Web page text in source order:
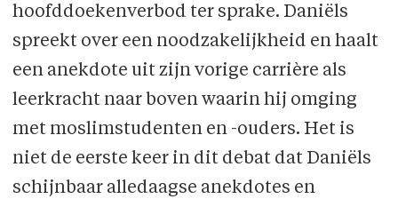
hoofddoekenverbod ter sprake. Daniëls
spreekt over een noodzakelijkheid en haalt
een anekdote uit zijn vorige carrière als
leerkracht naar boven waarin hij omging
met moslimstudenten en -ouders. Het is
niet de eerste keer in dit debat dat Daniëls
schijnbaar alledaagse anekdotes en